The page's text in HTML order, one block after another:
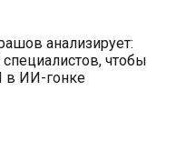
анализирует:
чтобы
в ИИ-гонке